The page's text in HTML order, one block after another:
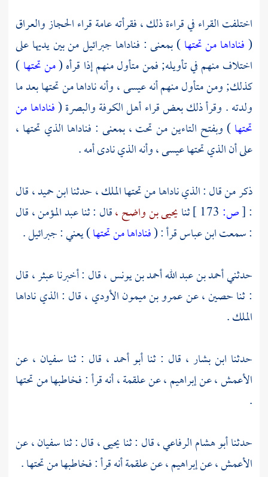
اختلفت القراء في قراءة ذلك ، فقرأته عامة قراءالحجازوالعراق
(فناداها من تحتها) بمعنى : فناداها جبرائيلمن بين يديها على
اختلاف منهم في تأويله; فمن متأول منهم إذا قرأه (من تحتها)
كذلك; ومن متأول منهم أنهعيسى، وأنه ناداها من تحتها بعد ما
ولدته . وقرأ ذلك بعض قراء أهلالكوفةوالبصرة(فناداها من
تحتها) وبفتح التاءين من تحت ، بمعنى : فناداها الذي تحتها ،
على أن الذي تحتهاعيسى ،وأنه الذي نادى أمه .
ذكر من قال : الذي ناداها من تحتها الملك ، حدثناابن حميد ،قال
:
[ص: ثنايحيى بن واضح ،قال : ثناعبد المؤمن ،قال
: سمعتابن عباسقرأ : (فناداها من تحتها) يعني : جبرائيل .
حدثنيأحمد بن عبد الله أحمد بن يونس ،قال : أخبرناعبثر، قال
: ثناحصين ،عنعمرو بن ميمون الأودي ،قال : الذي ناداها
الملك .
حدثنا ابن بشار ، قال : ثنا أبو أحمد ، قال : ثنا سفيان ، عن
الأعمش ،عنإبراهيم ،عنعلقمة ،أنه قرأ : فخاطبها من تحتها
.
حدثناأبو هشام الرفاعي ،قال : ثنايحيى ،قال : ثناسفيان ،عن
الأعمش ،عنإبراهيم ،عنعلقمةأنه قرأ : فخاطبها من تحتها .